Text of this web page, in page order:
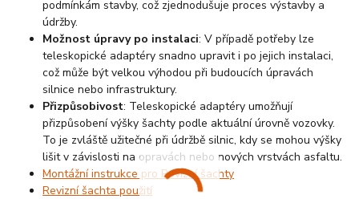
podmínkám stavby, což zjednodušuje proces výstavby a
údržby.
Možnost úpravy po instalaci: V případě potřeby lze
teleskopické adaptéry snadno upravit i po jejich instalaci,
což může být velkou výhodou při budoucích úpravách
silnice nebo infrastruktury.
Přizpůsobivost: Teleskopické adaptéry umožňují
přizpůsobení výšky šachty podle aktuální úrovně vozovky.
To je zvláště užitečné při údržbě silnic, kdy se mohou výšky
lišit v závislosti na opravách nebo nových vrstvách asfaltu.
Montážní instrukce pro Revizní šachty
Revizní šachta použití